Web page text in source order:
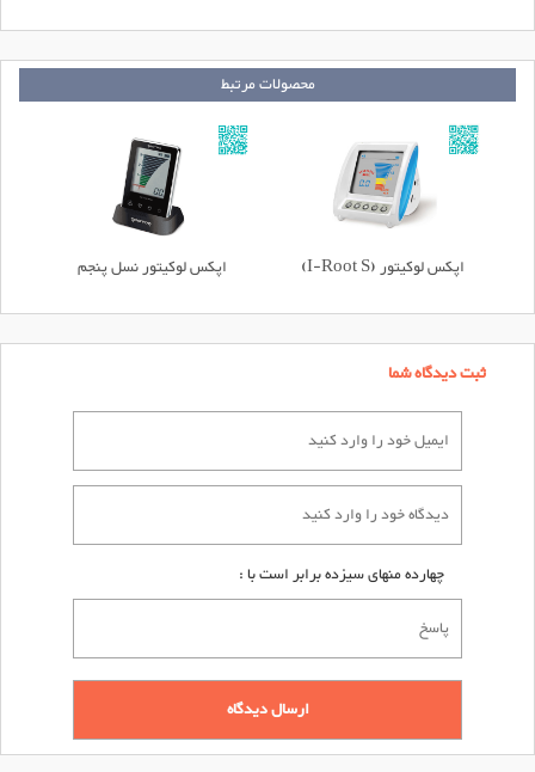
محصولات مرتبط
اپکس لوکیتور (I-Root S) اپکس لوکیتور نسل پنجم
ثبت دیدگاه شما
چهارده منهای سیزده برابر است با :